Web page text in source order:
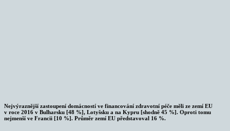
Nejvýraznější zastoupení domácností ve financování zdravotní péče měli ze zemí EU
v roce 2016 v Bulharsku [48 %], Lotyšsku a na Kypru [shodně 45 %]. Oproti tomu
nejmenší ve Francii [10 %]. Průměr zemí EU představoval 16 %.